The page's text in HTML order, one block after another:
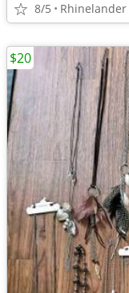
8/5 Rhinelander
$20